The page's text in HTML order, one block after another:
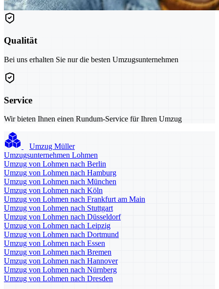
Qualität
Bei uns erhalten Sie nur die besten Umzugsunternehmen
Service
Wir bieten Ihnen einen Rundum-Service für Ihren Umzug
Umzug Müller
Umzugsunternehmen Lohmen
Umzug von Lohmen nach Berlin
Umzug von Lohmen nach Hamburg
Umzug von Lohmen nach München
Umzug von Lohmen nach Köln
Umzug von Lohmen nach Frankfurt am Main
Umzug von Lohmen nach Stuttgart
Umzug von Lohmen nach Düsseldorf
Umzug von Lohmen nach Leipzig
Umzug von Lohmen nach Dortmund
Umzug von Lohmen nach Essen
Umzug von Lohmen nach Bremen
Umzug von Lohmen nach Hannover
Umzug von Lohmen nach Nürnberg
Umzug von Lohmen nach Dresden